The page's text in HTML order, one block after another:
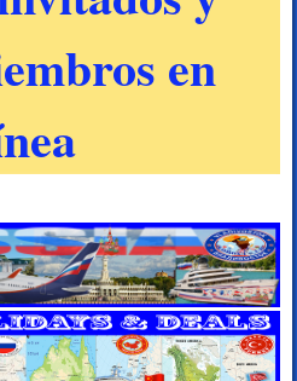
en